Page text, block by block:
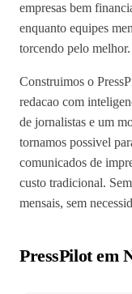
empresas bem
enquanto equipes
torcendo pelo melhor.
Construimos o
redacao com
de jornalistas e um
tornamos possivel
comunicados de
custo tradicional.
mensais, sem
PressPilot em